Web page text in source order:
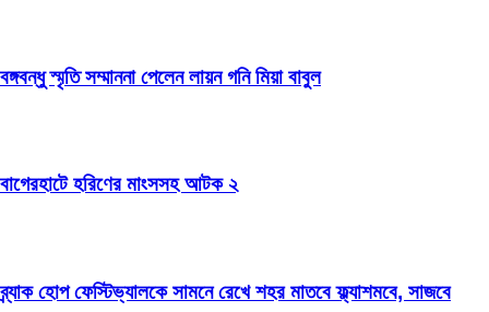
বঙ্গবন্ধু স্মৃতি সম্মাননা পেলেন লায়ন গনি মিয়া বাবুল
বাগেরহাটে হরিণের মাংসসহ আটক ২
ব্র্যাক হোপ ফেস্টিভ্যালকে সামনে রেখে শহর মাতবে ফ্ল্যাশমবে, সাজবে